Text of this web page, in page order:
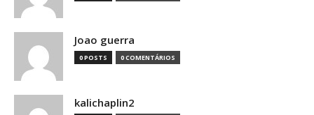
Joao guerra
0 POSTS 0 COMENTÁRIOS
kalichaplin2